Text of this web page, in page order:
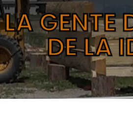
LA GENTE
DE LA